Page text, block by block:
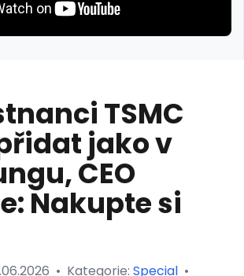
TSMC
jako v
CEO
Nakupte si
• Kategorie: Special •